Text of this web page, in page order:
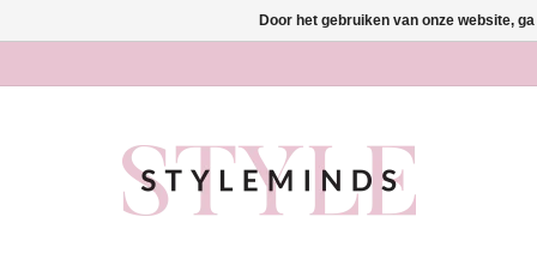
Door het gebruiken van onze website,